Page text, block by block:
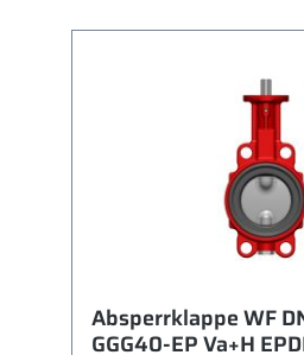
Epoxidbeschichtung RAL
Edelstahl (1.4021) Leckrate
12266-1 Kähler Typ 924B
Betriebsbedingungen
Betätigung mit freier Welle
Absperrklappe WF
GGG40-EP Va+H